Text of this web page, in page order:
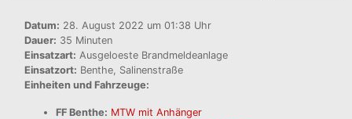
Datum: 28. August 2022 um 01:38 Uhr
Dauer: 35 Minuten
Einsatzart: Ausgeloeste Brandmeldeanlage
Einsatzort: Benthe, Salinenstraße
Einheiten und Fahrzeuge:
FF Benthe: MTW mit Anhänger